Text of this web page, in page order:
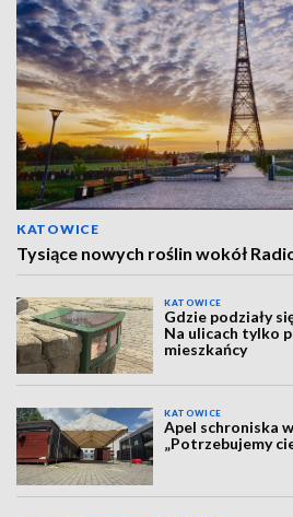
KATOWICE
Tysiące nowych roślin wokół
KATOWICE
Gdzie podziały
Na ulicach tylko
mieszkańcy
KATOWICE
Apel schroniska
„Potrzebujemy